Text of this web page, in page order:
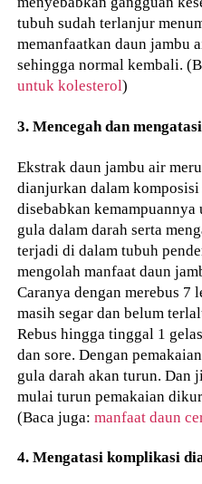
tubuh sudah terlanjur
memanfaatkan daun jambu
sehingga normal kembali.
untuk kolesterol)
3. Mencegah dan
Ekstrak daun jambu air
dianjurkan dalam
disebabkan
gula dalam darah serta
terjadi di dalam tubuh
mengolah manfaat daun
Caranya dengan merebus 7
masih segar dan belum
Rebus hingga tinggal 1
dan sore. Dengan
gula darah akan turun. Dan
mulai turun pemakaian
(Baca juga:manfaat daun
4. Mengatasi komplikasi